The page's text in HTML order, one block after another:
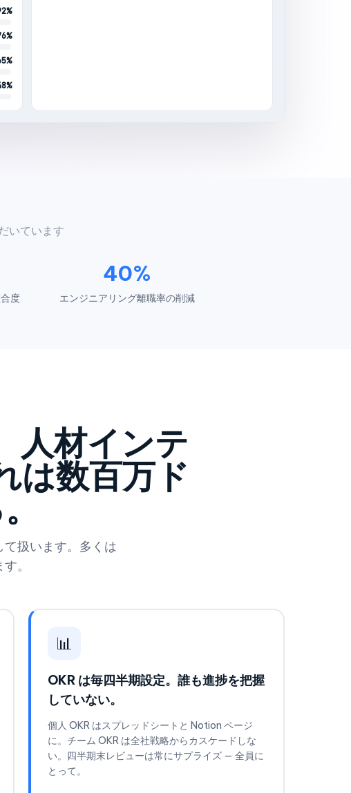
いています
度
40%
エンジニアリング離職率の削減
人材インテ
は数百万ド
扱います。多くは
。
📊
OKR は毎四半期設定。誰も進捗を把握
していない。
個人 OKR はスプレッドシートと Notion ページ
に。チーム OKR は全社戦略からカスケードしな
い。四半期末レビューは常にサプライズ — 全員に
とって。